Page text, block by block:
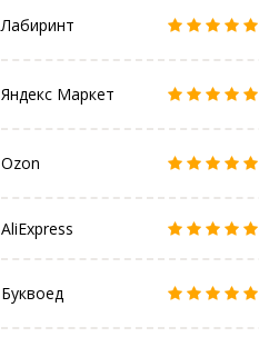
Лабиринт
Яндекс Маркет
Ozon
AliExpress
Буквоед